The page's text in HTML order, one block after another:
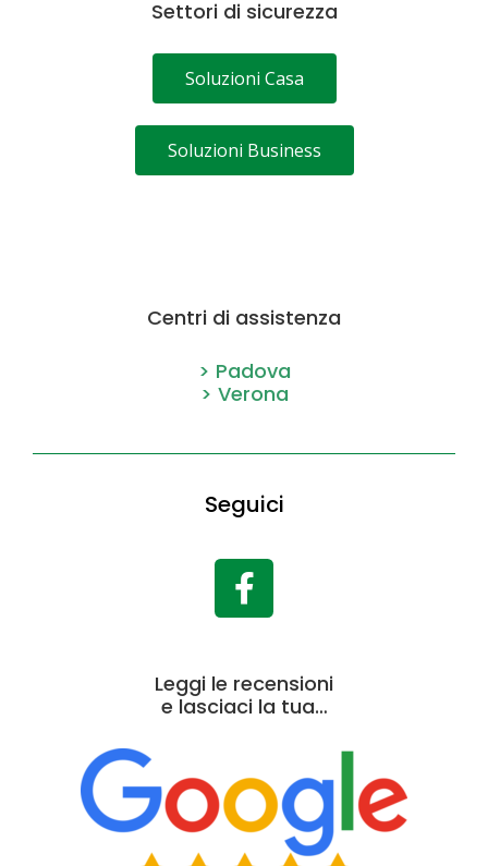
Settori di sicurezza
Soluzioni Casa
Soluzioni Business
Centri di assistenza
> Padova
> Verona
Seguici
Leggi le recensioni
e lasciaci la tua…